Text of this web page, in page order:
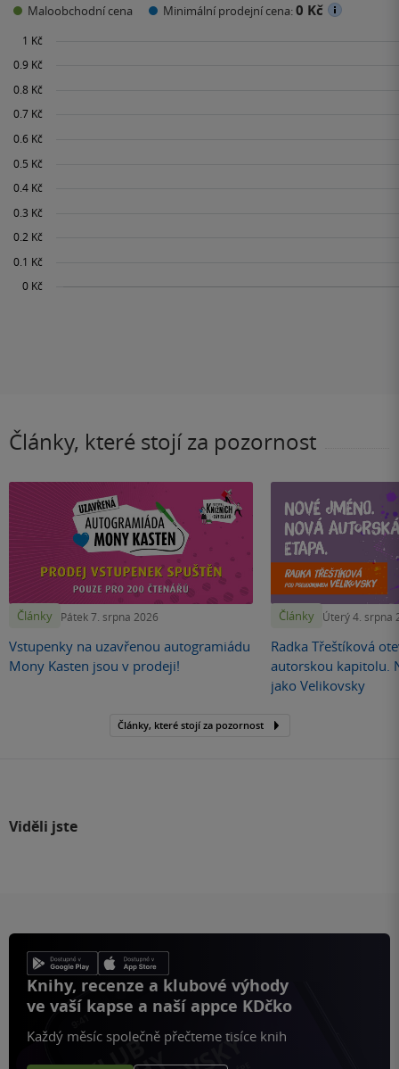
Maloobchodní cena Minimální prodejní cena:0 Kč
Články, které stojí za pozornost
Články Pátek 7. srpna 2026
Vstupenky na uzavřenou autogramiádu
Mony Kasten jsou v prodeji!
Články Úterý 4. srpna
Radka Třeštíková
autorskou kapitolu.
jako Velikovsky
Články, které stojí za pozornost
Viděli jste
Knihy, recenze a klubové výhody
ve vaší kapse a naší appce KDčko
Každý měsíc společně přečteme tisíce knih